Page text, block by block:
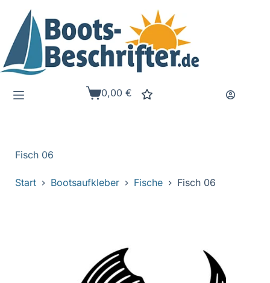
Inhalt
springen
Warenkorb
0,00€
Fisch 06
Start Bootsaufkleber Fische Fisch 06